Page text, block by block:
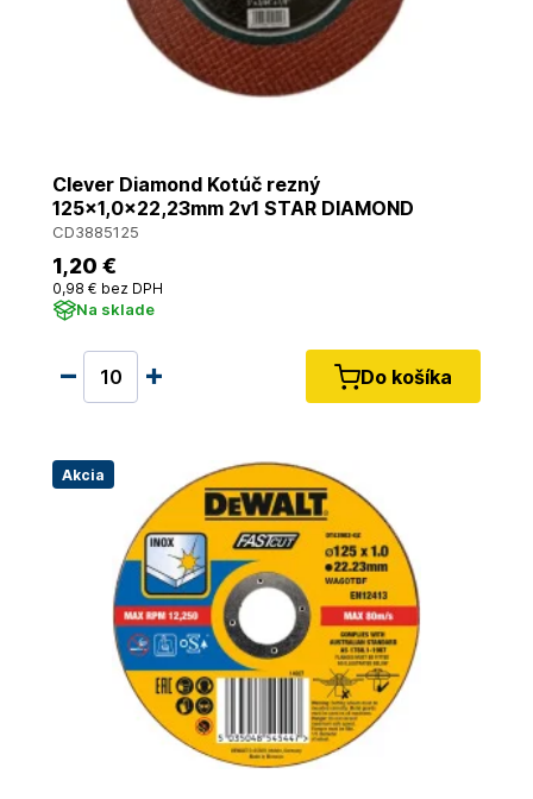
Clever Diamond Kotúč rezný
125x1,0x22,23mm 2v1 STAR DIAMOND
CD3885125
1,20 €
0,98 € bez DPH
Na sklade
Do košíka
Akcia